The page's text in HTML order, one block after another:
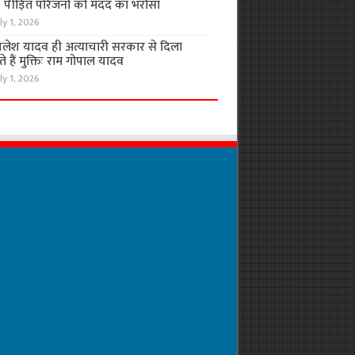
परिजनों को मदद का भरोसा
1, 2026
यादव ही अत्याचारी सरकार से दिला
मुक्तिः राम गोपाल यादव
1, 2026